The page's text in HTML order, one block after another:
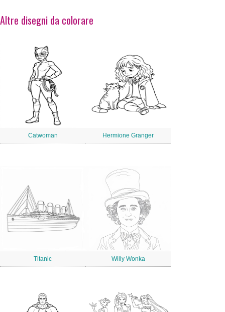
Altre disegni da colorare
Catwoman Hermione Granger
Titanic Willy Wonka